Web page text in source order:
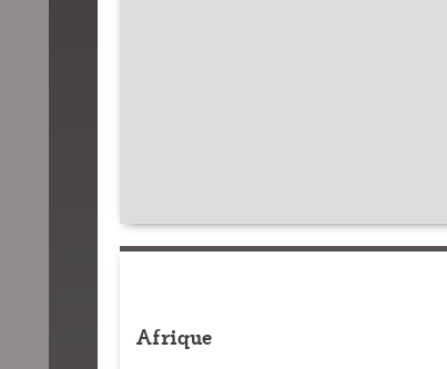
Afrique